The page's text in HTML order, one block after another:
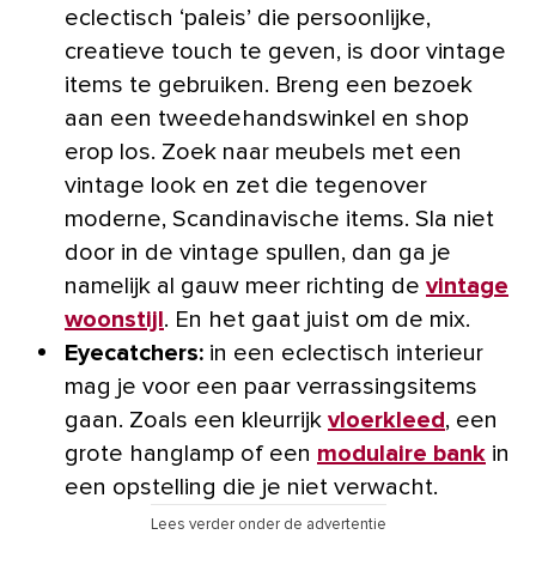
eclectisch ‘paleis’ die persoonlijke,
creatieve touch te geven, is door vintage
items te gebruiken. Breng een bezoek
aan een tweedehandswinkel en shop
erop los. Zoek naar meubels met een
vintage look en zet die tegenover
moderne, Scandinavische items. Sla niet
door in de vintage spullen, dan ga je
namelijk al gauw meer richting de vintage
woonstijl . En het gaat juist om de mix.
Eyecatchers: in een eclectisch interieur
mag je voor een paar verrassingsitems
gaan. Zoals een kleurrijk vloerkleed , een
grote hanglamp of een modulaire bank in
een opstelling die je niet verwacht.
Lees verder onder de advertentie